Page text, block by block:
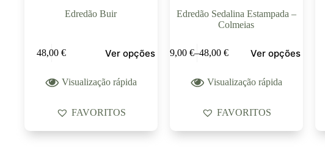
Edredão Buir
48,00€ Ver opções
Visualização rápida
FAVORITOS
Edredão Sedalina Estampada –
Colmeias
39,00€–48,00€ Ver opções
Visualização rápida
FAVORITOS